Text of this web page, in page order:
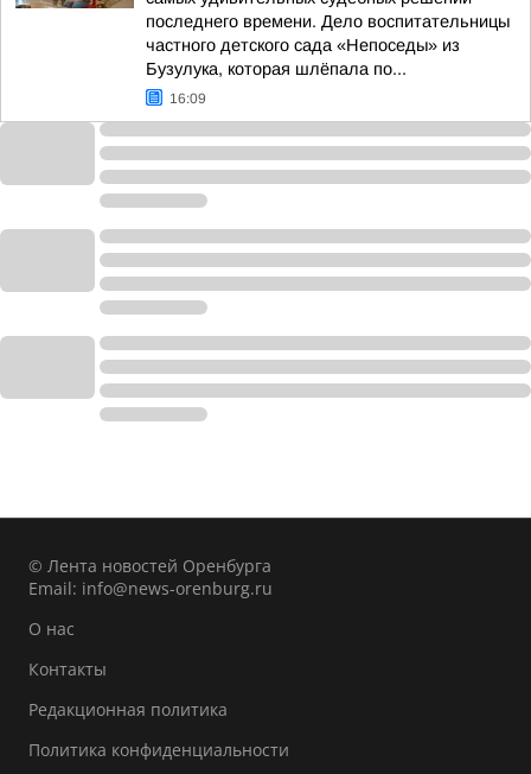
последнего времени. Дело воспитательницы
частного детского сада «Непоседы» из
Бузулука, которая шлёпала по...
16:09
© Лента новостей Оренбурга
Email: info@news-orenburg.ru
О нас
Контакты
Редакционная политика
Политика конфиденциальности